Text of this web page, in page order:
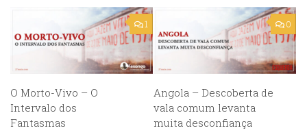
1
O Morto-Vivo – O
Intervalo dos
Fantasmas
0
Angola – Descoberta de
vala comum levanta
muita desconfiança